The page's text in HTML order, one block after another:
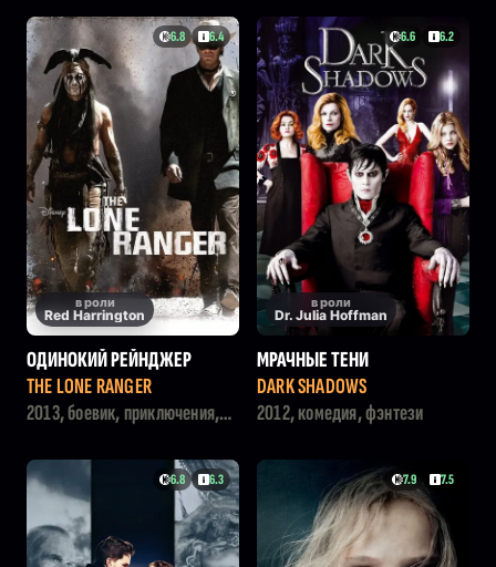
6.8 6.4
в роли
Red Harrington
ОДИНОКИЙ РЕЙНДЖЕР
THE LONE RANGER
2013, боевик, приключения,
6.6 6.2
в роли
Dr. Julia Hoffman
МРАЧНЫЕ ТЕНИ
DARK SHADOWS
2012, комедия, фэнтези
6.8 6.3 7.9 7.5